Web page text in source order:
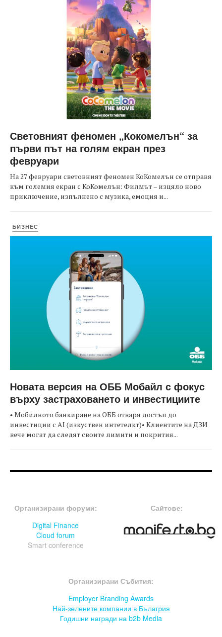
Световният феномен „Кокомелън“ за
първи път на голям екран през
февруари
На 27 февруари световният феномен КоКомелън се отправя
към големия екран с КоКомелън: Филмът – изцяло ново
приключение, изпълнено с музика, емоция и...
БИЗНЕС
Новата версия на ОББ Мобайл с фокус
върху застраховането и инвестициите
• Мобилното банкиране на ОББ отваря достъп до
инвестиции с AI (изкуствен интетелкт)• Клиентите на ДЗИ
вече могат да следят своите лимити и покрития...
Организирани форуми:
Digital Finance
Cloud forum
Smart conference
Сайтове:
Организирани Събития:
Employer Branding Awards
Най-зелените компании в Бълагрия
Годишни награди на b2b Media